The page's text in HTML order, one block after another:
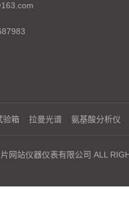
验箱 拉曼光谱 氨基酸分析仪
网站仪器仪表有限公司 ALL